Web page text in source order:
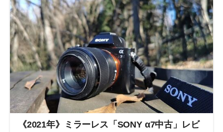
《2021年》ミラーレス「SONY α7中古」レビ